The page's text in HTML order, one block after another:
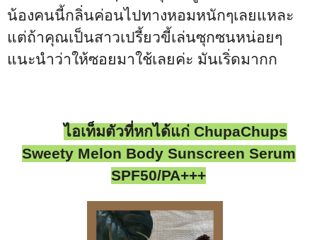
น้องคนนี้กลิ่นค่อนไปทางหอมหนักๆเลยแหละ
แต่ถ้าคุณเป็นสาวเปรี้ยวขี้เล่นซุกซนหน่อยๆ
แนะนำว่าให้ซอยมาใช้เลยค่ะ มันเริ่ดมากก
ไอเท็มตัวที่หกได้แก่ ChupaChups
Sweety Melon Body Sunscreen Serum
SPF50/PA+++